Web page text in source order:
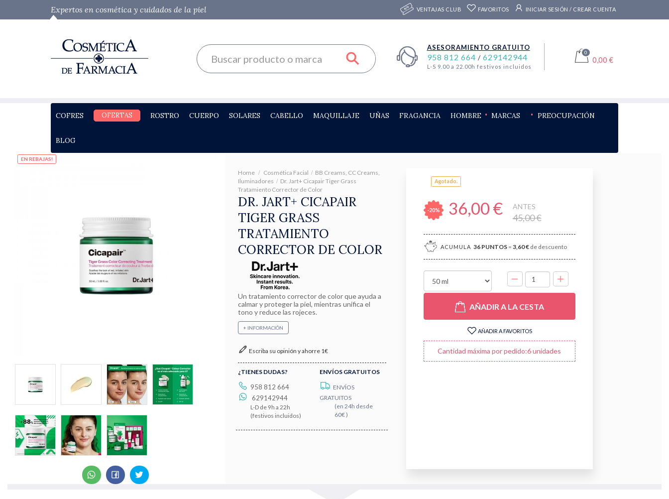
Expertos en cosmética y cuidados de la piel VENTAJAS CLUB FAVORITOS INICIAR SESIÓN / CREAR CUENTA
ASESORAMIENTO GRATUITO
958 812 664 / 629142944
L-S 9.00 a 22.00h festivos incluidos
0
0,00 €
COFRES OFERTAS ROSTRO CUERPO SOLARES CABELLO MAQUILLAJE UÑAS FRAGANCIA HOMBRE MARCAS PREOCUPACIÓN
BLOG
EN REBAJAS!
Home Cosmética Facial
BB Creams, CC Creams,
Iluminadores
Dr. Jart+ Cicapair Tiger Grass
Tratamiento Corrector de Color
DR. JART+ CICAPAIR
TIGER GRASS
TRATAMIENTO
CORRECTOR DE COLOR
Un tratamiento corrector de color que ayuda a
calmar y proteger la piel, mientras unifica el
tono y reduce las rojeces.
+ INFORMACIÓN
Escriba su opinión y ahorre 1€
¿TIENES DUDAS?
958 812 664
629142944
L-D de 9h a 22h
(festivos incluidos)
ENVÍOS GRATUITOS
ENVÍOS
GRATUITOS
(en 24h desde
60€ )
Agotado.
-20% 36,00 € ANTES
45,00 €
ACUMULA 36PUNTOS= 3,60 €de descuento
UNIDADES
AÑADIR A LA CESTA
AÑADIR A FAVORITOS
Cantidad máxima por pedido:6 unidades